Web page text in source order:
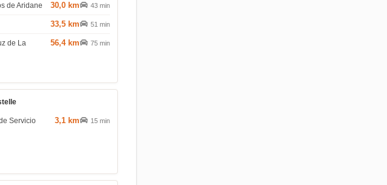
de Aridane 30,0 km 43 min
33,5 km 51 min
de La
56,4 km 75 min
Servicio
3,1 km 15 min